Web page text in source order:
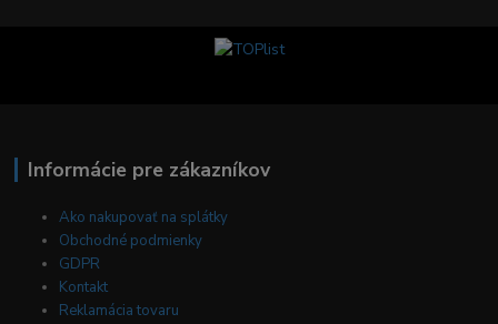
Informácie pre zákazníkov
Ako nakupovať na splátky
Obchodné podmienky
GDPR
Kontakt
Reklamácia tovaru